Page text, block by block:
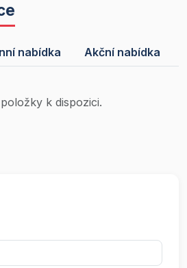
nabídka Akční nabídka
k dispozici.